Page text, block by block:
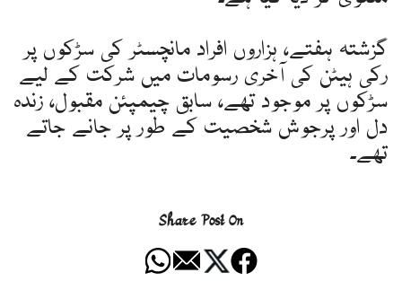
گزشتہ ہفتے، ہزاروں افراد مانچسٹر کی سڑکوں پر
رکی ہیٹن کی آخری رسومات میں شرکت کے لیے
سڑکوں پر موجود تھے، سابق چیمپئن مقبول، زندہ
دل اور پرجوش شخصیت کے طور پر جانے جاتے
تھے۔
Share Post On